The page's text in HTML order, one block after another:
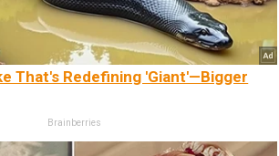
That's Redefining 'Giant'—Bigger
Brainberries